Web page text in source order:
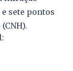
sete pontos